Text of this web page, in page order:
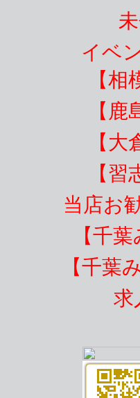
イベ
【
【
【
【
当店お
【千
【千葉
求